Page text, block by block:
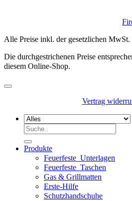
Alle Preise inkl. der gesetzlichen MwSt.
Die durchgestrichenen Preise
diesem Online-Shop.
Vertrag
Suchen
Produkte
Feuerfeste_Unterlagen
Feuerfeste_Taschen
Gas & Grillmatten
Erste-Hilfe
Schutzhandschuhe